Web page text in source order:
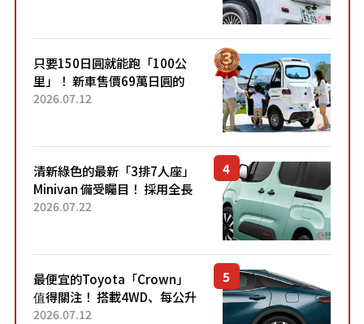
只要150日圓就能跑「100公
里」！ 新車售價69萬日圓的
「3人座」Trike大受歡迎！ 順
2026.07.12
清新綠色的最新「3排7人座」
Minivan 備受矚目！ 採用全長
4.7公尺剛剛好的車身尺寸與
2026.07.22
最便宜的Toyota「Crown」
值得關注！ 搭載4WD、每公升
22.4公里低油耗表現超亮眼！
2026.07.12